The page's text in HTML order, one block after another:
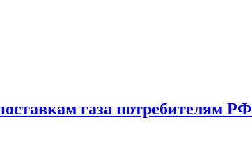
газа потребителям РФ